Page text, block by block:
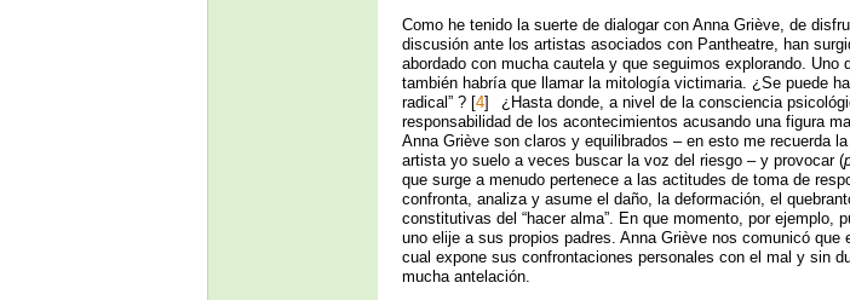
Como he tenido la suerte de dialogar con Anna Griève, de
discusión ante los artistas asociados con Pantheatre, han
abordado con mucha cautela y que seguimos explorando.
también habría que llamar la mitología victimaria. ¿Se puede
radical” ? [4]
¿Hasta donde, a nivel de la consciencia
responsabilidad de los acontecimientos acusando una figura
Anna Griève son claros y equilibrados – en esto me recuerda
artista yo suelo a veces buscar la voz del riesgo – y provocar (
que surge a menudo pertenece a las actitudes de toma de
confronta, analiza y asume el daño, la deformación, el
constitutivas del “hacer alma”. En que momento, por ejemplo,
uno elije a sus propios padres. Anna Griève nos comunicó que
cual expone sus confrontaciones personales con el mal y sin
mucha antelación.